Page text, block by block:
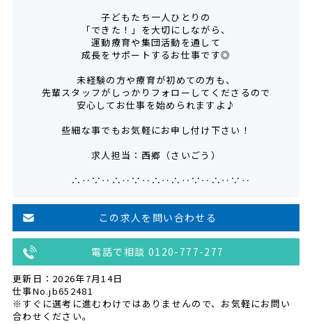
子どもたち一人ひとりの
「できた！」を大切にしながら、
運動療育や集団活動を通して
成長をサポートするお仕事です◎
未経験の方や療育が初めての方も、
先輩スタッフがしっかりフォローしてくださるので
安心してお仕事を始められますよ♪
些細な事でもお気軽にお申し付け下さい！
求人担当：西郷（さいごう）
∴‥∵‥∴‥∵‥∴‥∴‥∵‥∴‥∵‥
この求人を問い合わせる
電話で相談 0120-777-277
更新日：2026年7月14日
仕事No.jb652481
※すぐに選考に進むわけではありませんので、お気軽にお問い
合わせください。